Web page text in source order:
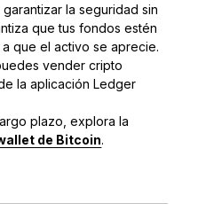
la seguridad sin
que tus fondos estén
que el activo se aprecie.
vender cripto
la aplicación Ledger
plazo, explora la
de Bitcoin.